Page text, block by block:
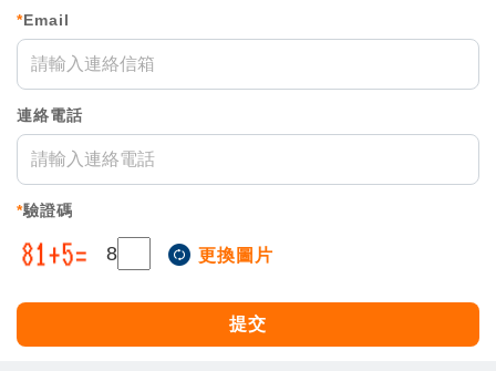
*Email
連絡電話
*驗證碼
8 更換圖片
提交